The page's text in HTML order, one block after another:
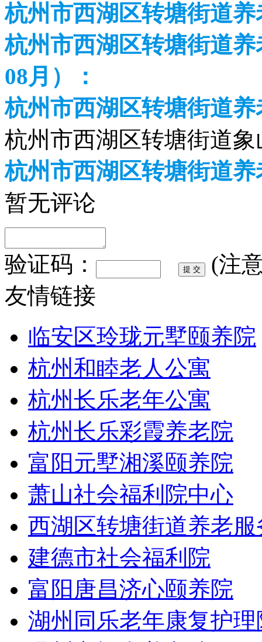
杭州市西湖区转塘街道
杭州市西湖区转塘街道
08月）：
杭州市西湖区转塘街道
杭州市西湖区转塘街道象
杭州市西湖区转塘街道
暂无评论
验证码：
(注
友情链接
临安区玲珑元墅颐养院
杭州和睦老人公寓
杭州长乐老年公寓
杭州长乐彩霞养老院
富阳元墅湘溪颐养院
萧山社会福利院中心
西湖区转塘街道养老
建德市社会福利院
富阳唐昌济心颐养院
湖州同乐老年康复护